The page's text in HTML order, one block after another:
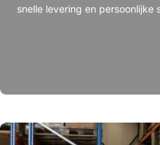
snelle levering en